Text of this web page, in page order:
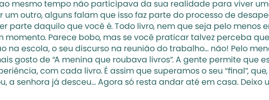
mesmo tempo não participava da sua realidade para viver
outro, alguns falam que isso faz parte do processo de
parte daquilo que você é. Todo livro, nem que seja pelo menos
Parece bobo, mas se você praticar talvez perceba
escola, o seu discurso na reunião do trabalho... não! Pelo
gosto de “A menina que roubava livros”. A gente permite que
com cada livro. É assim que superamos o seu “final”,
a senhora já desceu... Agora só resta andar até em casa.